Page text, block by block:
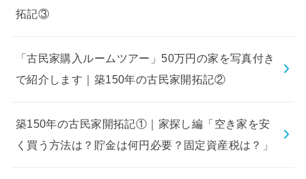
拓記③
「古民家購入ルームツアー」50万円の家を写真付き
で紹介します｜築150年の古民家開拓記②
築150年の古民家開拓記①｜家探し編「空き家を安
く買う方法は？貯金は何円必要？固定資産税は？」